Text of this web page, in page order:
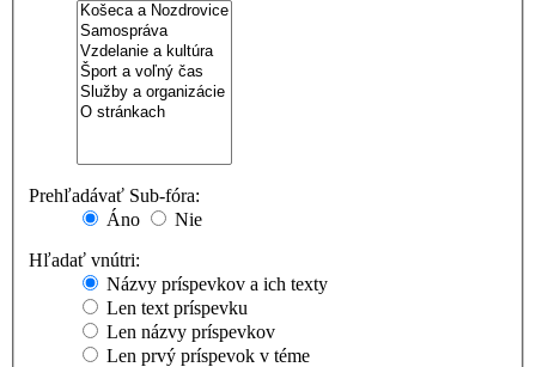
Prehľadávať Sub-fóra:
Áno
Nie
Hľadať vnútri:
Názvy príspevkov a ich texty
Len text príspevku
Len názvy príspevkov
Len prvý príspevok v téme